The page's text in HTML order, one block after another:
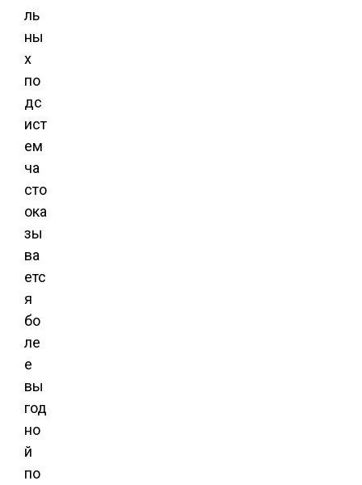
ль
ны
х
по
дс
ист
ем
ча
сто
ока
зы
ва
етс
я
бо
ле
е
вы
год
но
й
по